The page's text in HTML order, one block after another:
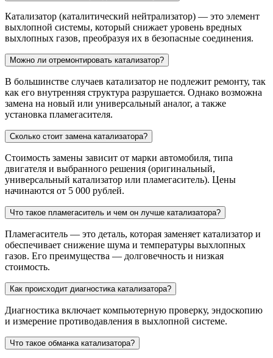
Катализатор (каталитический нейтрализатор) — это элемент
выхлопной системы, который снижает уровень вредных
выхлопных газов, преобразуя их в безопасные соединения.
Можно ли отремонтировать катализатор?
В большинстве случаев катализатор не подлежит ремонту, так
как его внутренняя структура разрушается. Однако возможна
замена на новый или универсальный аналог, а также
установка пламегасителя.
Сколько стоит замена катализатора?
Стоимость замены зависит от марки автомобиля, типа
двигателя и выбранного решения (оригинальный,
универсальный катализатор или пламегаситель). Цены
начинаются от 5 000 рублей.
Что такое пламегаситель и чем он лучше катализатора?
Пламегаситель — это деталь, которая заменяет катализатор и
обеспечивает снижение шума и температуры выхлопных
газов. Его преимущества — долговечность и низкая
стоимость.
Как происходит диагностика катализатора?
Диагностика включает компьютерную проверку, эндоскопию
и измерение противодавления в выхлопной системе.
Что такое обманка катализатора?